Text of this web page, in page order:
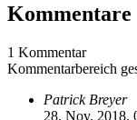
Kommentare
1 Kommentar
Kommentarbereich
Patrick Breyer
28. Nov. 2018,